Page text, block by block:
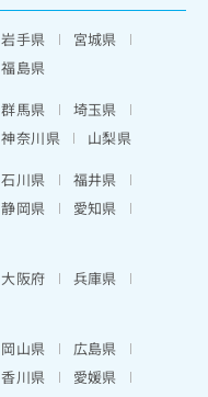
岩手県
宮城県
福島県
群馬県
埼玉県
神奈川県
山梨県
石川県
福井県
静岡県
愛知県
大阪府
兵庫県
岡山県
広島県
香川県
愛媛県